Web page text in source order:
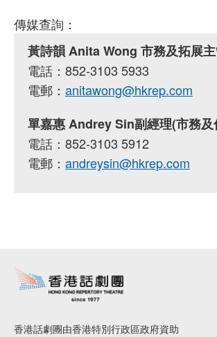
傳媒查詢：
黃詩韻 Anita Wong 市務及拓展
電話：852-3103 5933
電郵： anitawong@hkrep.com
單嘉惠 Andrey Sin副經理(市務及
電話：852-3103 5912
電郵： andreysin@hkrep.com
香港話劇團由香港特別行政區政府資助